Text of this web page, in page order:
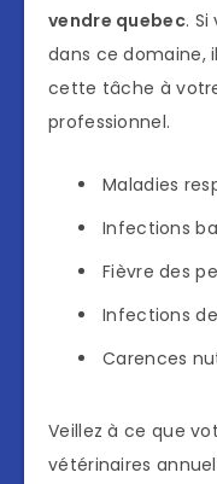
vendre quebec. Si
dans ce domaine,
cette tâche à
professionnel.
Maladies
Infections
Fièvre des
Infections
Carences
Veillez à ce que
vétérinaires